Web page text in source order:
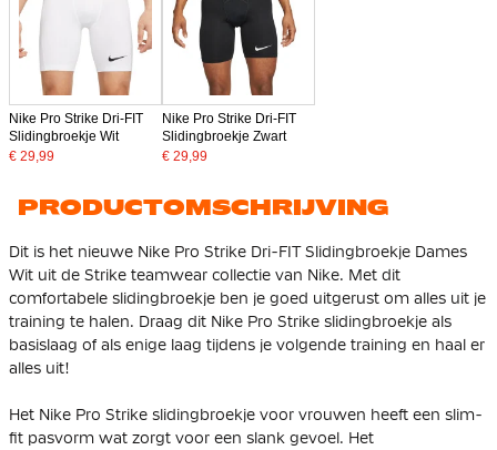
Nike Pro Strike Dri-FIT
Slidingbroekje Wit
€ 29,99
Nike Pro Strike Dri-FIT
Slidingbroekje Zwart
€ 29,99
PRODUCTOMSCHRIJVING
Dit is het nieuwe Nike Pro Strike Dri-FIT Slidingbroekje Dames
Wit uit de Strike teamwear collectie van Nike. Met dit
comfortabele slidingbroekje ben je goed uitgerust om alles uit je
training te halen. Draag dit Nike Pro Strike slidingbroekje als
basislaag of als enige laag tijdens je volgende training en haal er
alles uit!
Het Nike Pro Strike slidingbroekje voor vrouwen heeft een slim-
fit pasvorm wat zorgt voor een slank gevoel. Het